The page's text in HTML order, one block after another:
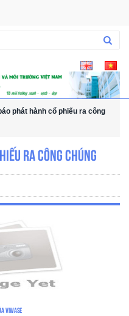
phát hành cổ phiếu ra công
ra công chúng
VIWASE